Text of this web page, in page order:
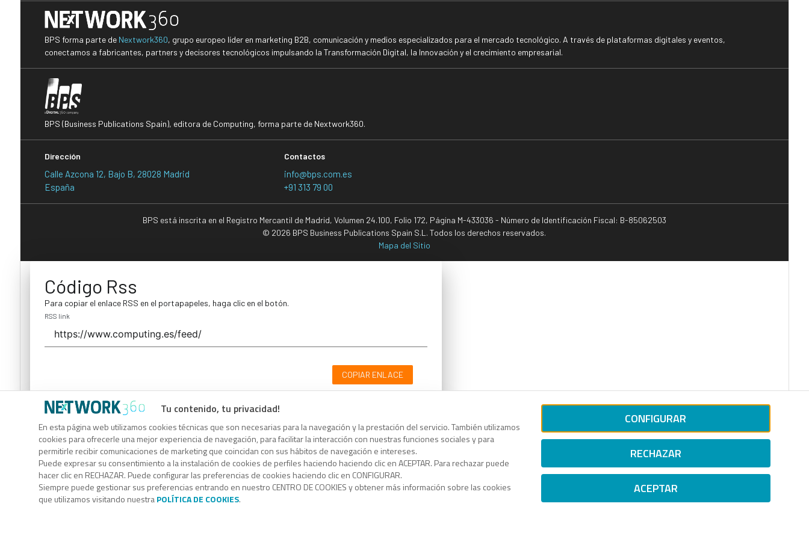
Tu contenido, tu privacidad!
En esta página web utilizamos cookies técnicas que son necesarias para la navegación y la prestación del servicio. También utilizamos
cookies para ofrecerle una mejor experiencia de navegación, para facilitar la interacción con nuestras funciones sociales y para
permitirle recibir comunicaciones de marketing que coincidan con sus hábitos de navegación e intereses.
Puede expresar su consentimiento a la instalación de cookies de perfiles haciendo haciendo clic en ACEPTAR. Para rechazar puede
hacer clic en RECHAZAR. Puede configurar las preferencias de cookies haciendo clic en CONFIGURAR.
Siempre puede gestionar sus preferencias entrando en nuestro CENTRO DE COOKIES y obtener más información sobre las cookies
que utilizamos visitando nuestraPOLÍTICA DE COOKIES.
CONFIGURAR
RECHAZAR
ACEPTAR
BPS forma parte de Nextwork360, grupo europeo líder en marketing B2B, comunicación y medios especializados para el mercado tecnológico. A través de plataformas digitales y eventos,
conectamos a fabricantes, partners y decisores tecnológicos impulsando la Transformación Digital, la Innovación y el crecimiento empresarial.
BPS (Business Publications Spain), editora de Computing, forma parte de Nextwork360.
Dirección
Calle Azcona 12, Bajo B, 28028 Madrid
España
Contactos
info@bps.com.es
+91 313 79 00
BPS está inscrita en el Registro Mercantil de Madrid, Volumen 24.100, Folio 172, Página M-433036 - Número de Identificación Fiscal: B-85062503
© 2026 BPS Business Publications Spain S.L. Todos los derechos reservados.
Mapa del Sitio
Código Rss
Para copiar el enlace RSS en el portapapeles, haga clic en el botón.
RSS link
COPIAR ENLACE
Código Rss
Para copiar el enlace RSS en el portapapeles, haga clic en el botón.